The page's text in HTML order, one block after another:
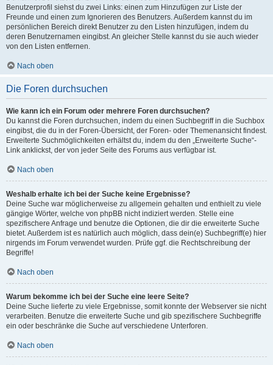
Benutzerprofil siehst du zwei Links: einen zum Hinzufügen zur Liste der
Freunde und einen zum Ignorieren des Benutzers. Außerdem kannst du im
persönlichen Bereich direkt Benutzer zu den Listen hinzufügen, indem du
deren Benutzernamen eingibst. An gleicher Stelle kannst du sie auch wieder
von den Listen entfernen.
Nach oben
Die Foren durchsuchen
Wie kann ich ein Forum oder mehrere Foren durchsuchen?
Du kannst die Foren durchsuchen, indem du einen Suchbegriff in die Suchbox
eingibst, die du in der Foren-Übersicht, der Foren- oder Themenansicht findest.
Erweiterte Suchmöglichkeiten erhältst du, indem du den „Erweiterte Suche“-
Link anklickst, der von jeder Seite des Forums aus verfügbar ist.
Nach oben
Weshalb erhalte ich bei der Suche keine Ergebnisse?
Deine Suche war möglicherweise zu allgemein gehalten und enthielt zu viele
gängige Wörter, welche von phpBB nicht indiziert werden. Stelle eine
spezifischere Anfrage und benutze die Optionen, die dir die erweiterte Suche
bietet. Außerdem ist es natürlich auch möglich, dass dein(e) Suchbegriff(e) hier
nirgends im Forum verwendet wurden. Prüfe ggf. die Rechtschreibung der
Begriffe!
Nach oben
Warum bekomme ich bei der Suche eine leere Seite?
Deine Suche lieferte zu viele Ergebnisse, somit konnte der Webserver sie nicht
verarbeiten. Benutze die erweiterte Suche und gib spezifischere Suchbegriffe
ein oder beschränke die Suche auf verschiedene Unterforen.
Nach oben